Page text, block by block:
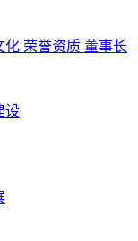
化 荣誉资质 董事长
设